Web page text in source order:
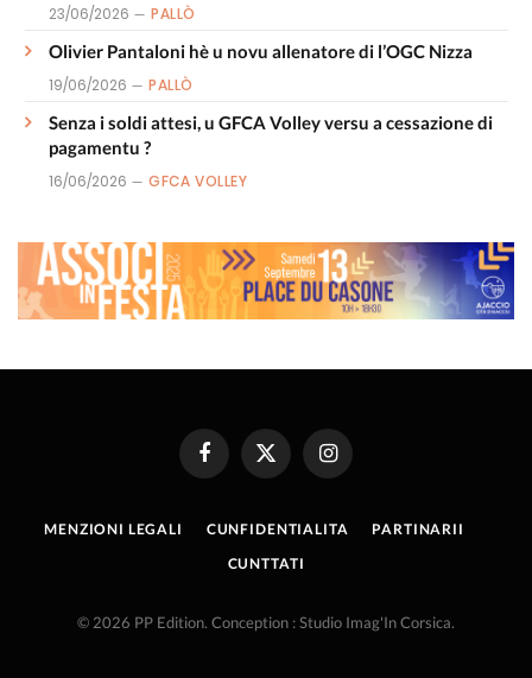
23/06/2026 PALLÒ
Olivier Pantaloni hè u novu allenatore di l’OGC Nizza
19/06/2026 PALLÒ
Senza i soldi attesi, u GFCA Volley versu a cessazione di
pagamentu ?
16/06/2026 GFCA VOLLEY
FacebookX
(Twitter)
Instagram
MENZIONI LEGALI CUNFIDENTIALITA
PARTINARII
CUNTTATI
© 2026 PP Edition. Conception : Studio Imag'In Corsica.